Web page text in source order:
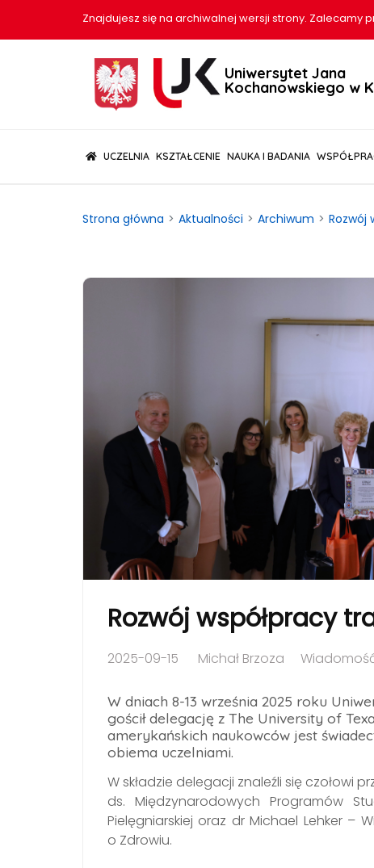
Znajdujesz się na archiwalnej wersji strony. Zalecamy
Uniwersytet Jana
Kochanowskiego w
(CURRENT)
UCZELNIA KSZTAŁCENIE NAUKA I BADANIA
Strona główna Aktualności Archiwum Rozwój
Rozwój współpracy
2025-09-15 Michał Brzoza
W dniach 8-13 września 2025 roku
gościł delegację z The University of
amerykańskich naukowców jest
obiema uczelniami.
W składzie delegacji znaleźli się czołowi
ds. Międzynarodowych Programów
Pielęgniarskiej oraz dr Michael Lehker –
o Zdrowiu.